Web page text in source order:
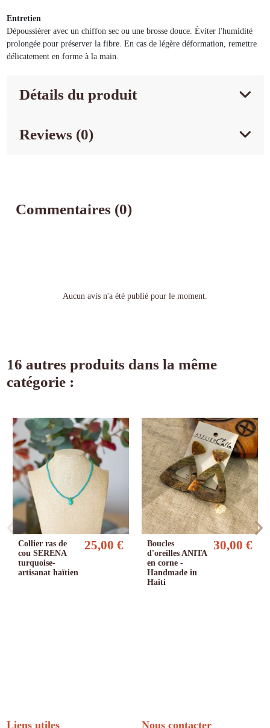
Entretien
Dépoussiérer avec un chiffon sec ou une brosse douce. Éviter l'humidité
prolongée pour préserver la fibre. En cas de légère déformation, remettre
délicatement en forme à la main.
Détails du produit
Reviews (0)
Commentaires (0)
Aucun avis n'a été publié pour le moment.
16 autres produits dans la même
catégorie :
Collier ras de
cou SERENA
turquoise-
artisanat haïtien
25,00 €
Boucles
d'oreilles ANITA
en corne -
Handmade in
Haiti
30,00 €
Liens utiles Nous contacter